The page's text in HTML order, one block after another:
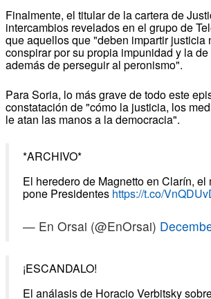
Finalmente, el titular de la cartera de
intercambios revelados en el grupo de
que aquellos que "deben impartir justicia
conspirar por su propia impunidad y la
además de perseguir al peronismo".
Para Soria, lo más grave de todo este
constatación de "cómo la justicia, los
le atan las manos a la democracia".
*ARCHIVO*
El heredero de Magnetto en Clarín, el
pone Presidentes https://t.co/
— En Orsai (@EnOrsai)
¡ESCANDALO!
El análasis de Horacio Verbitsky